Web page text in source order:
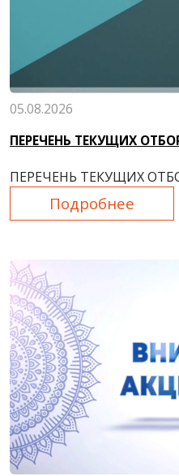
05.08.2026
ПЕРЕЧЕНЬ ТЕКУЩИХ
ПЕРЕЧЕНЬ ТЕКУЩИХ
Подробнее